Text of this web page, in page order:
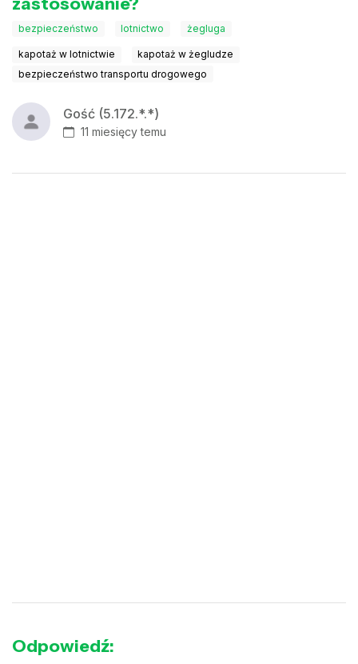
bezpieczeństwo lotnictwo żegluga
kapotaż w lotnictwie
kapotaż w żegludze
bezpieczeństwo transportu drogowego
Gość (5.172.*.*)
11 miesięcy temu
Odpowiedź: